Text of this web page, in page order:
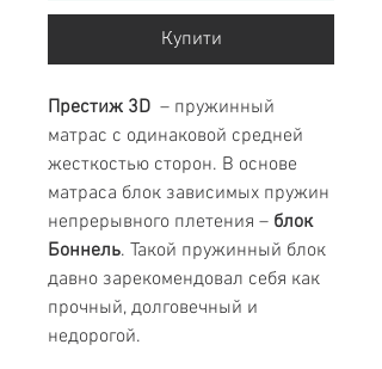
Купити
Престиж 3D – пружинный
матрас с одинаковой средней
жесткостью сторон. В основе
матраса блок зависимых пружин
непрерывного плетения – блок
Боннель. Такой пружинный блок
давно зарекомендовал себя как
прочный, долговечный и
недорогой.